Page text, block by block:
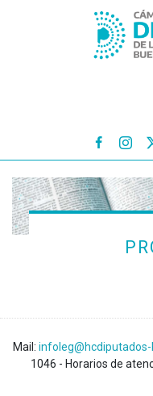

Mail: infoleg@hcdiputados-
1046 - Horarios de